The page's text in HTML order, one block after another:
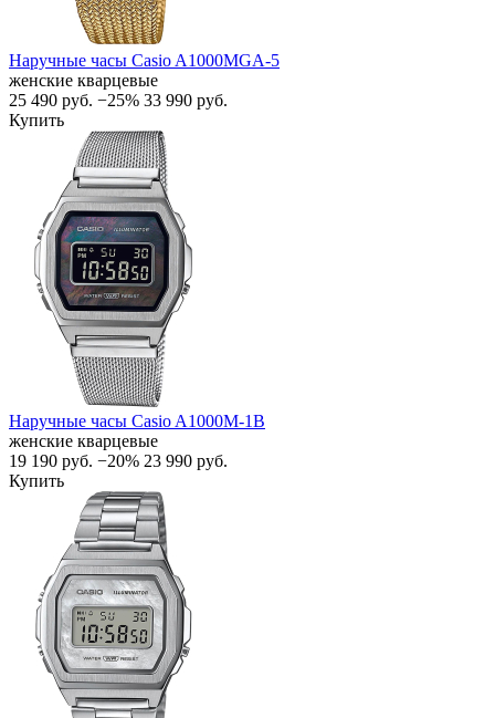
Наручные часы Casio A1000MGA-5
женские кварцевые
25 490 руб. −25% 33 990 руб.
Купить
Наручные часы Casio A1000M-1B
женские кварцевые
19 190 руб. −20% 23 990 руб.
Купить